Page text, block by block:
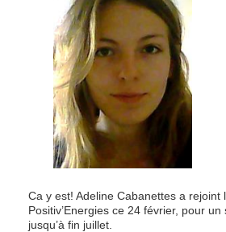
Ca y est! Adeline Cabanettes a rejoint
Positiv’Energies ce 24 février, pour un
jusqu’à fin juillet.